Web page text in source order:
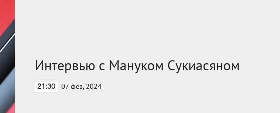
Интервью с Мануком Сукиасяном
21:30 07 фев, 2024